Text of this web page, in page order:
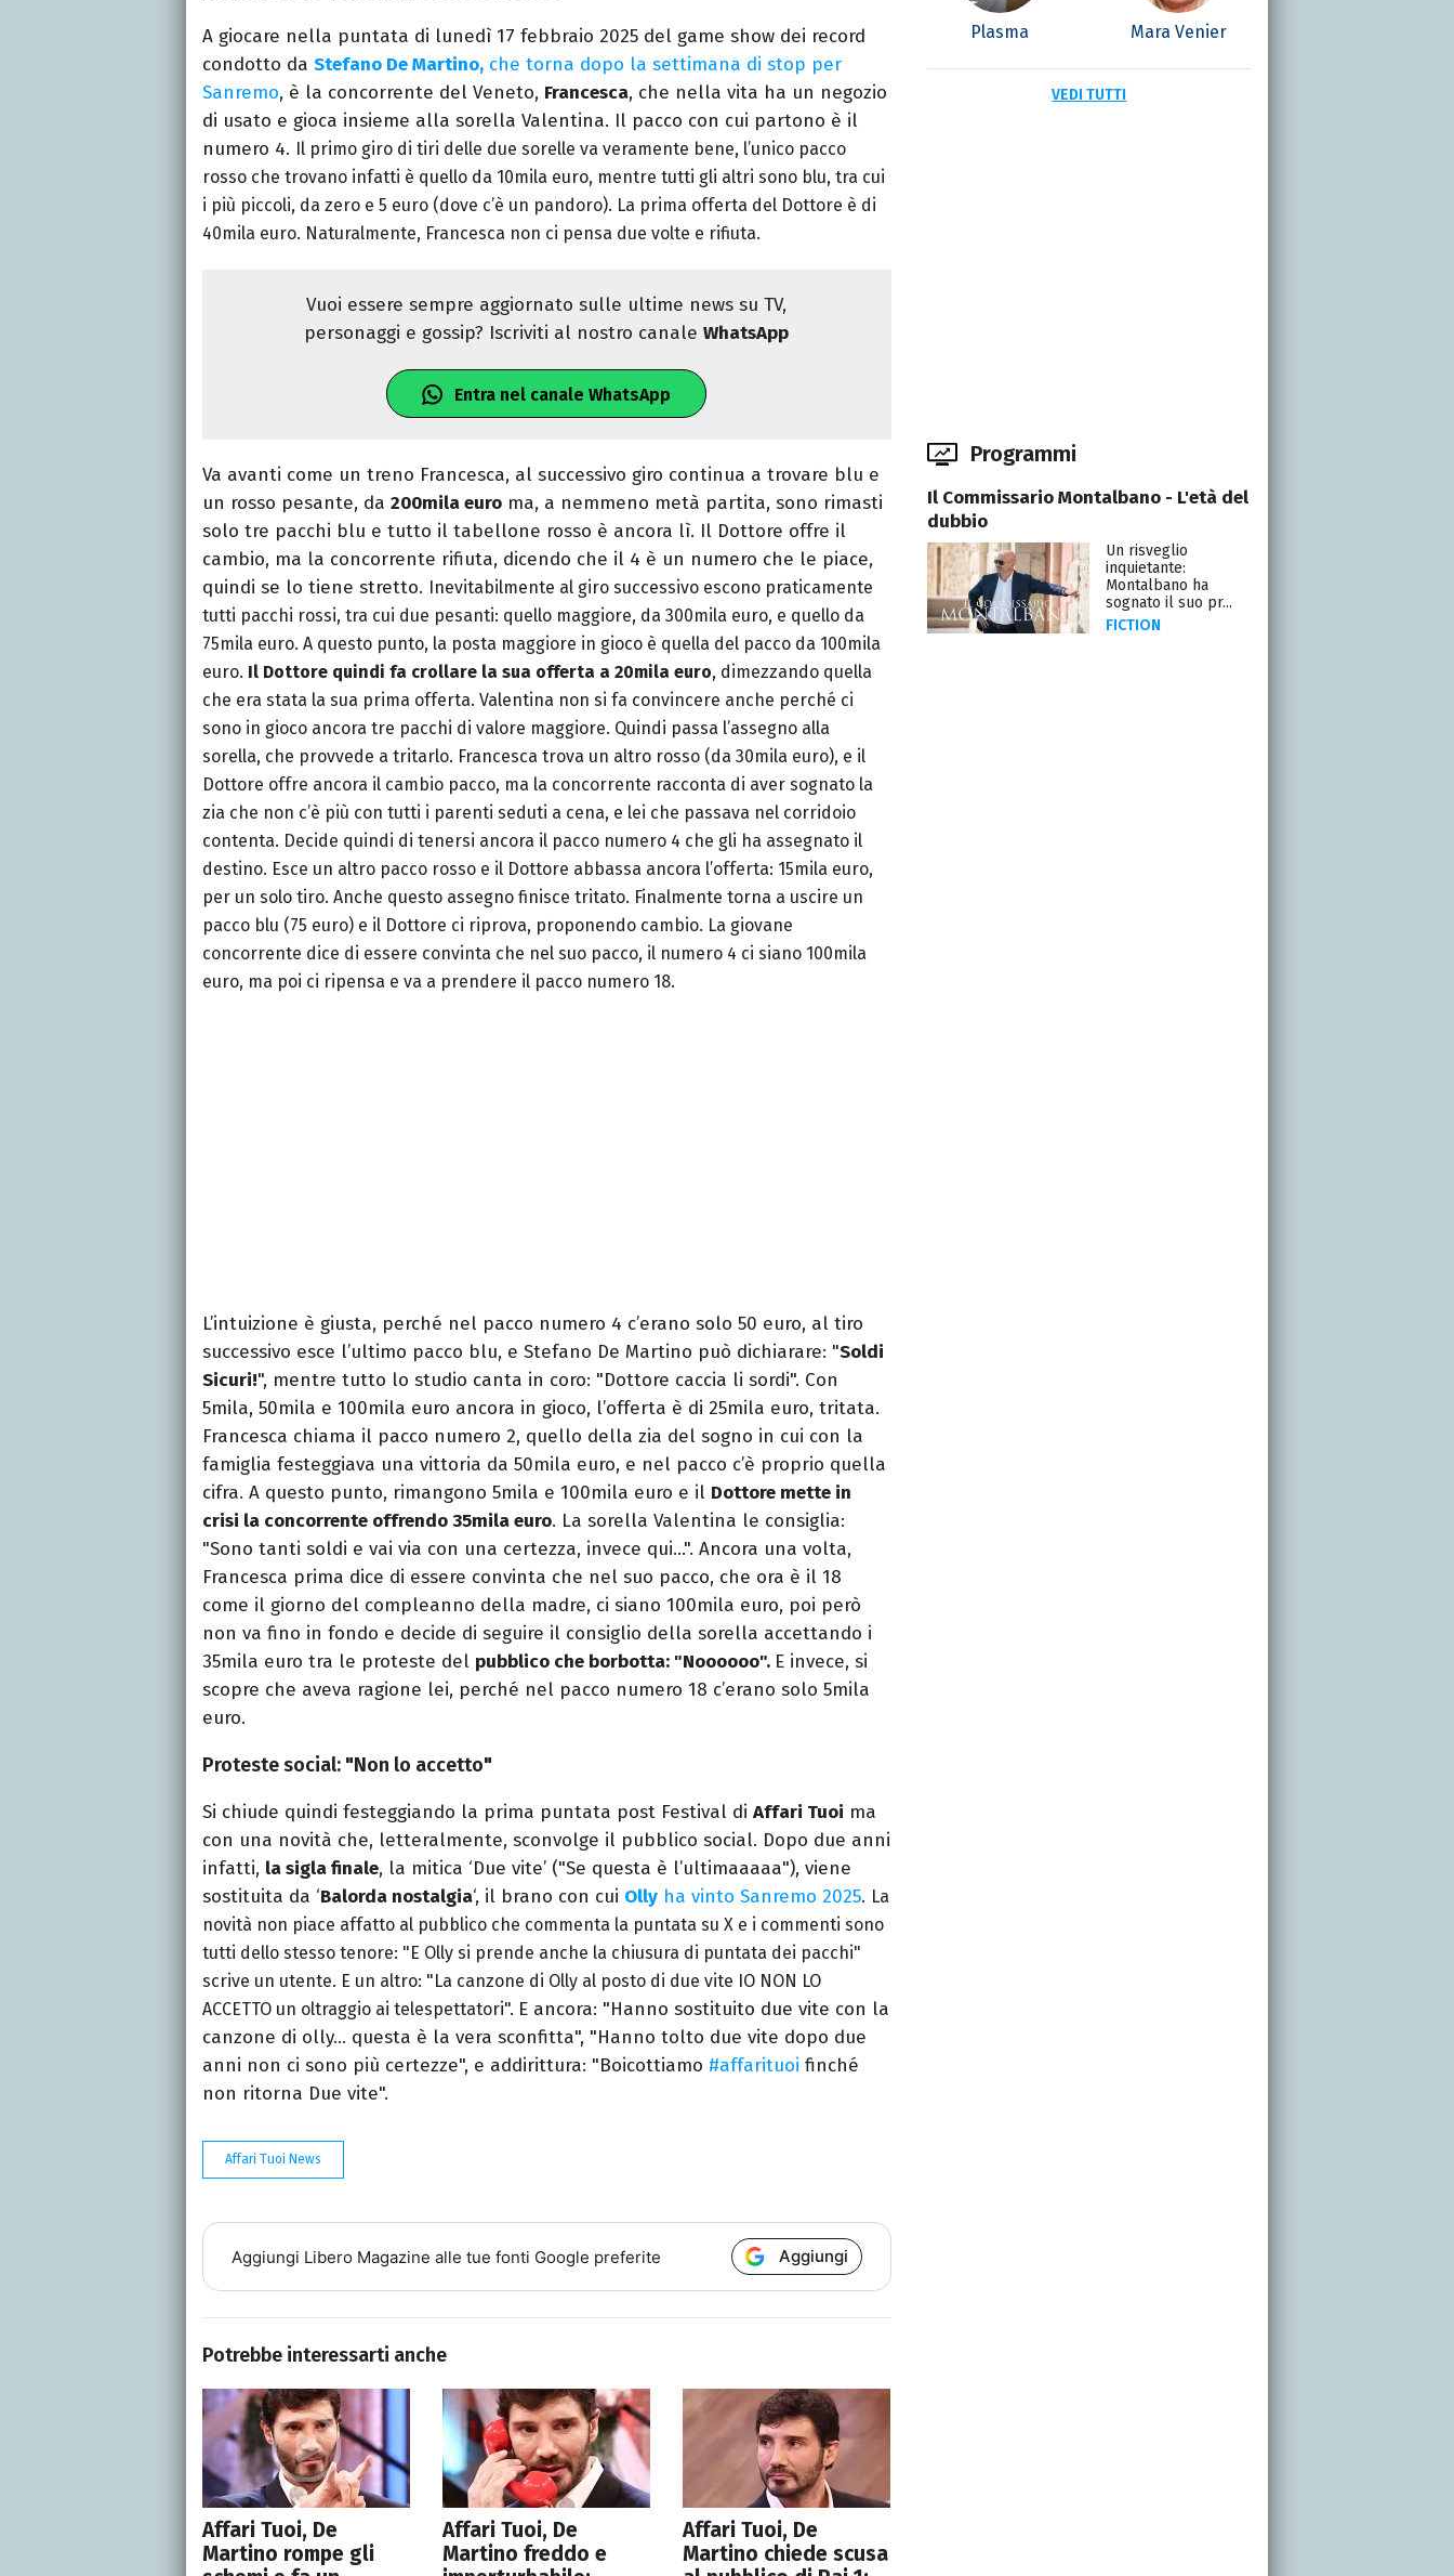
A giocare nella puntata di lunedì 17 febbraio 2025 del game show dei record
condotto da Stefano De Martino, che torna dopo la settimana di stop per
Sanremo, è la concorrente del Veneto, Francesca, che nella vita ha un negozio
di usato e gioca insieme alla sorella Valentina. Il pacco con cui partono è il
numero 4. Il primo giro di tiri delle due sorelle va veramente bene, l’unico pacco
rosso che trovano infatti è quello da 10mila euro, mentre tutti gli altri sono blu, tra cui
i più piccoli, da zero e 5 euro (dove c’è un pandoro). La prima offerta del Dottore è di
40mila euro. Naturalmente, Francesca non ci pensa due volte e rifiuta.
Vuoi essere sempre aggiornato sulle ultime news su TV,
personaggi e gossip? Iscriviti al nostro canaleWhatsApp
Entra nel canale WhatsApp
Va avanti come un treno Francesca, al successivo giro continua a trovare blu e
un rosso pesante, da 200mila euro ma, a nemmeno metà partita, sono rimasti
solo tre pacchi blu e tutto il tabellone rosso è ancora lì. Il Dottore offre il
cambio, ma la concorrente rifiuta, dicendo che il 4 è un numero che le piace,
quindi se lo tiene stretto. Inevitabilmente al giro successivo escono praticamente
tutti pacchi rossi, tra cui due pesanti: quello maggiore, da 300mila euro, e quello da
75mila euro. A questo punto, la posta maggiore in gioco è quella del pacco da 100mila
euro. Il Dottore quindi fa crollare la sua offerta a 20mila euro, dimezzando quella
che era stata la sua prima offerta. Valentina non si fa convincere anche perché ci
sono in gioco ancora tre pacchi di valore maggiore. Quindi passa l’assegno alla
sorella, che provvede a tritarlo. Francesca trova un altro rosso (da 30mila euro), e il
Dottore offre ancora il cambio pacco, ma la concorrente racconta di aver sognato la
zia che non c’è più con tutti i parenti seduti a cena, e lei che passava nel corridoio
contenta. Decide quindi di tenersi ancora il pacco numero 4 che gli ha assegnato il
destino. Esce un altro pacco rosso e il Dottore abbassa ancora l’offerta: 15mila euro,
per un solo tiro. Anche questo assegno finisce tritato. Finalmente torna a uscire un
pacco blu (75 euro) e il Dottore ci riprova, proponendo cambio. La giovane
concorrente dice di essere convinta che nel suo pacco, il numero 4 ci siano 100mila
euro, ma poi ci ripensa e va a prendere il pacco numero 18.
L’intuizione è giusta, perché nel pacco numero 4 c’erano solo 50 euro, al tiro
successivo esce l’ultimo pacco blu, e Stefano De Martino può dichiarare: "Soldi
Sicuri!", mentre tutto lo studio canta in coro: "Dottore caccia li sordi". Con
5mila, 50mila e 100mila euro ancora in gioco, l’offerta è di 25mila euro, tritata.
Francesca chiama il pacco numero 2, quello della zia del sogno in cui con la
famiglia festeggiava una vittoria da 50mila euro, e nel pacco c’è proprio quella
cifra. A questo punto, rimangono 5mila e 100mila euro e il Dottore mette in
crisi la concorrente offrendo 35mila euro. La sorella Valentina le consiglia:
"Sono tanti soldi e vai via con una certezza, invece qui…". Ancora una volta,
Francesca prima dice di essere convinta che nel suo pacco, che ora è il 18
come il giorno del compleanno della madre, ci siano 100mila euro, poi però
non va fino in fondo e decide di seguire il consiglio della sorella accettando i
35mila euro tra le proteste del pubblico che borbotta: "Noooooo". E invece, si
scopre che aveva ragione lei, perché nel pacco numero 18 c’erano solo 5mila
euro.
Proteste social: "Non lo accetto"
Si chiude quindi festeggiando la prima puntata post Festival di Affari Tuoi ma
con una novità che, letteralmente, sconvolge il pubblico social. Dopo due anni
infatti, la sigla finale, la mitica ‘Due vite’ ("Se questa è l’ultimaaaaa"), viene
sostituita da ‘Balorda nostalgia‘, il brano con cui Olly ha vinto Sanremo 2025. La
novità non piace affatto al pubblico che commenta la puntata su X e i commenti sono
tutti dello stesso tenore: "E Olly si prende anche la chiusura di puntata dei pacchi"
scrive un utente. E un altro: "La canzone di Olly al posto di due vite IO NON LO
ACCETTO un oltraggio ai telespettatori". E ancora: "Hanno sostituito due vite con la
canzone di olly… questa è la vera sconfitta", "Hanno tolto due vite dopo due
anni non ci sono più certezze", e addirittura: "Boicottiamo #affarituoi finché
non ritorna Due vite".
Affari Tuoi News
Aggiungi Libero Magazine alle tue fonti Google preferite Aggiungi
Potrebbe interessarti anche
Affari Tuoi, De
Martino rompe gli
Affari Tuoi, De
Martino freddo e
Affari Tuoi, De
Martino chiede scusa
Plasma Mara Venier
VEDI TUTTI
Programmi
Il Commissario Montalbano - L'età del
dubbio
Un risveglio
inquietante:
Montalbano ha
sognato il suo pr...
FICTION